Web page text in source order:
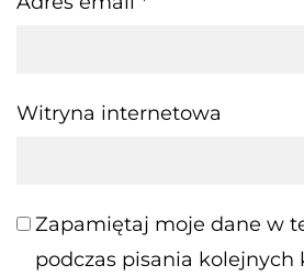
Witryna internetowa
Zapamiętaj moje dane w
podczas pisania kolejnych